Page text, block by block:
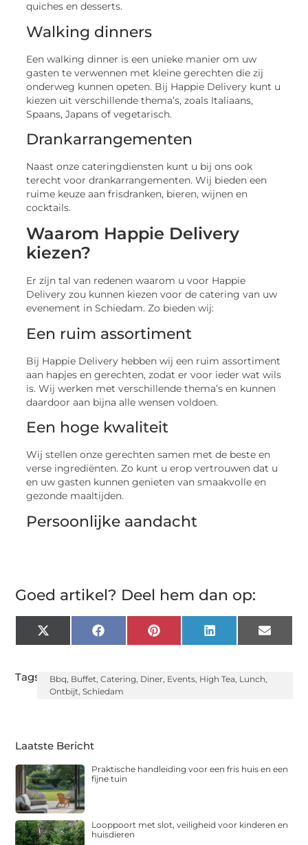
quiches en desserts.
Walking dinners
Een walking dinner is een unieke manier om uw
gasten te verwennen met kleine gerechten die zij
onderweg kunnen opeten. Bij Happie Delivery kunt u
kiezen uit verschillende thema’s, zoals Italiaans,
Spaans, Japans of vegetarisch.
Drankarrangementen
Naast onze cateringdiensten kunt u bij ons ook
terecht voor drankarrangementen. Wij bieden een
ruime keuze aan frisdranken, bieren, wijnen en
cocktails.
Waarom Happie Delivery
kiezen?
Er zijn tal van redenen waarom u voor Happie
Delivery zou kunnen kiezen voor de catering van uw
evenement in Schiedam. Zo bieden wij:
Een ruim assortiment
Bij Happie Delivery hebben wij een ruim assortiment
aan hapjes en gerechten, zodat er voor ieder wat wils
is. Wij werken met verschillende thema’s en kunnen
daardoor aan bijna alle wensen voldoen.
Een hoge kwaliteit
Wij stellen onze gerechten samen met de beste en
verse ingrediënten. Zo kunt u erop vertrouwen dat u
en uw gasten kunnen genieten van smaakvolle en
gezonde maaltijden.
Persoonlijke aandacht
Goed artikel? Deel hem dan op:
X
(Twitter)
FacebookPinterest LinkedIn Email
Tags: Bbq, Buffet, Catering, Diner, Events, High Tea, Lunch,
Ontbijt, Schiedam
Laatste Bericht
Praktische handleiding voor een fris huis en een
fijne tuin
Looppoort met slot, veiligheid voor kinderen en
huisdieren